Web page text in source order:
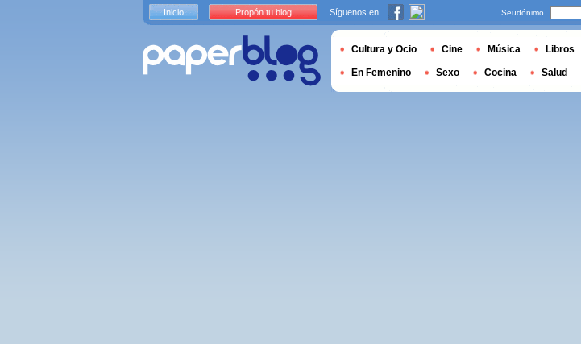
Inicio Propón tu blog Síguenos en Seudónimo
Cultura y Ocio Cine Música Libros
En Femenino Sexo Cocina Salud